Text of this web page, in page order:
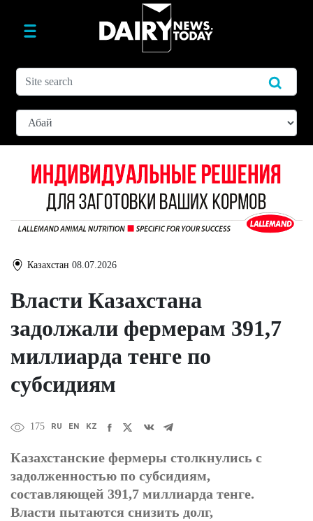
Казахстан 08.07.2026
Власти Казахстана
задолжали фермерам 391,7
миллиарда тенге по
субсидиям
175 RU EN KZ
Казахстанские фермеры столкнулись с
задолженностью по субсидиям,
составляющей 391,7 миллиарда тенге.
Власти пытаются снизить долг,